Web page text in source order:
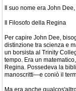
Il suo nome era John
Il Filosofo della Regina
Per capire John Dee,
distinzione tra scienza e
un borsista al Trinity
tempo. Era un
Regina. Possedeva la
manoscritti—e coniò il
Ma era anche